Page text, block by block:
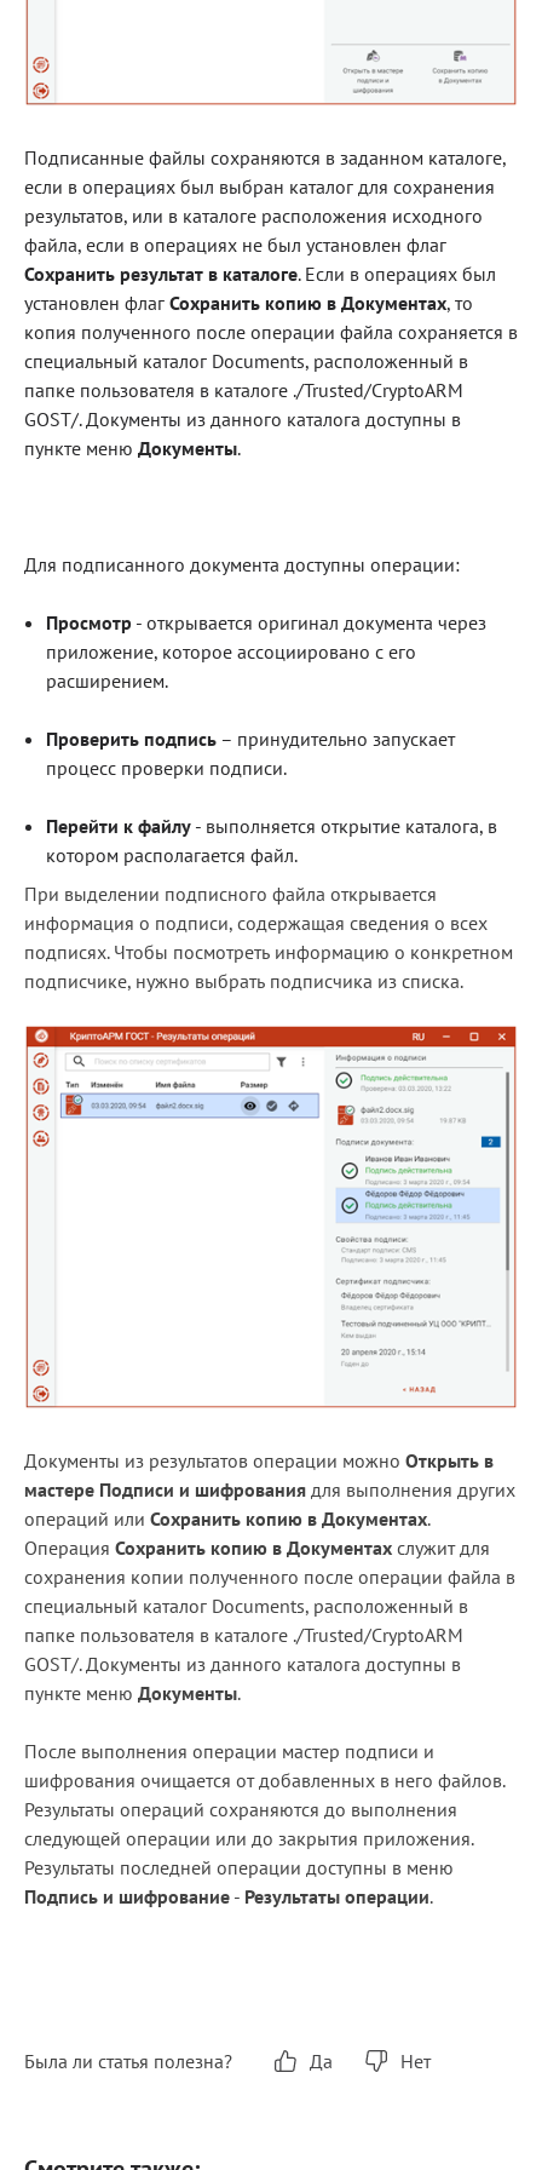
Подписанные файлы сохраняются в заданном каталоге,
если в операциях был выбран каталог для сохранения
результатов, или в каталоге расположения исходного
файла, если в операциях не был установлен флаг
Сохранить результат в каталоге. Если в операциях был
установлен флаг Сохранить копию в Документах, то
копия полученного после операции файла сохраняется в
специальный каталог Documents, расположенный в
папке пользователя в каталоге ./Trusted/CryptoARM
GOST/. Документы из данного каталога доступны в
пункте меню Документы.
Для подписанного документа доступны операции:
Просмотр - открывается оригинал документа через
приложение, которое ассоциировано с его
расширением.
Проверить подпись – принудительно запускает
процесс проверки подписи.
Перейти к файлу - выполняется открытие каталога, в
котором располагается файл.
При выделении подписного файла открывается
информация о подписи, содержащая сведения о всех
подписях. Чтобы посмотреть информацию о конкретном
подписчике, нужно выбрать подписчика из списка.
Документы из результатов операции можно Открыть в
мастере Подписи и шифрования для выполнения других
операций или Сохранить копию в Документах.
Операция Сохранить копию в Документах служит для
сохранения копии полученного после операции файла в
специальный каталог Documents, расположенный в
папке пользователя в каталоге ./Trusted/CryptoARM
GOST/. Документы из данного каталога доступны в
пункте меню Документы.
После выполнения операции мастер подписи и
шифрования очищается от добавленных в него файлов.
Результаты операций сохраняются до выполнения
следующей операции или до закрытия приложения.
Результаты последней операции доступны в меню
Подпись и шифрование - Результаты операции.
Была ли статья полезна? Да Нет